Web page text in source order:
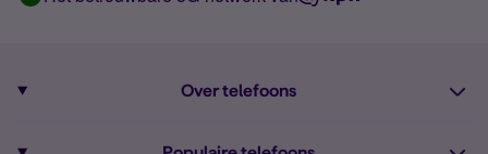
Over telefoons